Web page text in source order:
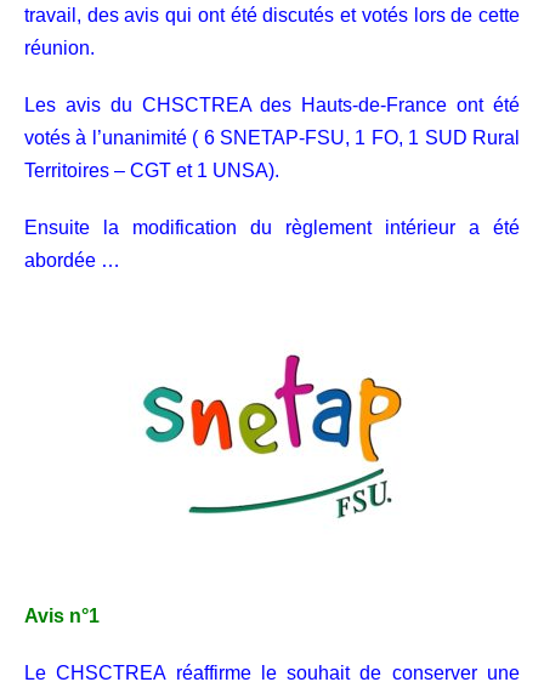
travail, des avis qui ont été discutés et votés lors de cette
réunion.
Les avis du CHSCTREA des Hauts-de-France ont été
votés à l’unanimité ( 6 SNETAP-FSU, 1 FO, 1 SUD Rural
Territoires – CGT et 1 UNSA).
Ensuite la modification du règlement intérieur a été
abordée …
Avis n°1
Le CHSCTREA réaffirme le souhait de conserver une